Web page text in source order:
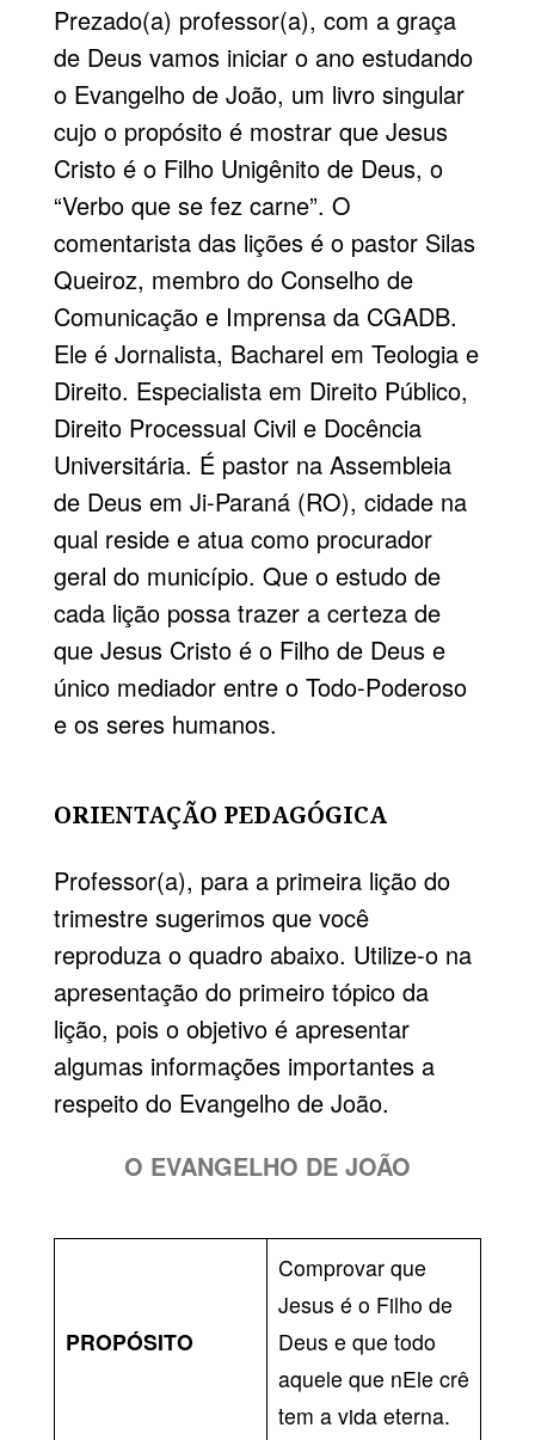
Prezado(a) professor(a), com a graça
de Deus vamos iniciar o ano estudando
o Evangelho de João, um livro singular
cujo o propósito é mostrar que Jesus
Cristo é o Filho Unigênito de Deus, o
“Verbo que se fez carne”. O
comentarista das lições é o pastor Silas
Queiroz, membro do Conselho de
Comunicação e Imprensa da CGADB.
Ele é Jornalista, Bacharel em Teologia e
Direito. Especialista em Direito Público,
Direito Processual Civil e Docência
Universitária. É pastor na Assembleia
de Deus em Ji-Paraná (RO), cidade na
qual reside e atua como procurador
geral do município. Que o estudo de
cada lição possa trazer a certeza de
que Jesus Cristo é o Filho de Deus e
único mediador entre o Todo-Poderoso
e os seres humanos.
ORIENTAÇÃO PEDAGÓGICA
Professor(a), para a primeira lição do
trimestre sugerimos que você
reproduza o quadro abaixo. Utilize-o na
apresentação do primeiro tópico da
lição, pois o objetivo é apresentar
algumas informações importantes a
respeito do Evangelho de João.
O EVANGELHO DE JOÃO
PROPÓSITO
Comprovar que
Jesus é o Filho de
Deus e que todo
aquele que nEle crê
tem a vida eterna.